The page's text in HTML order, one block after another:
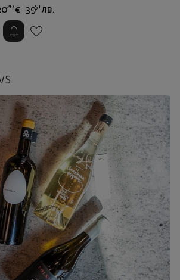
1631 € 3190 лв.